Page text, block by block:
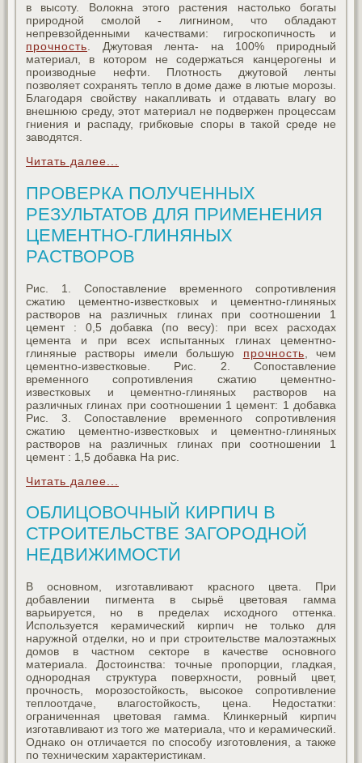
в высоту. Волокна этого растения настолько богаты
природной смолой - лигнином, что обладают
непревзойденными качествами: гигроскопичность и
прочность. Джутовая лента- на 100% природный
материал, в котором не содержаться канцерогены и
производные нефти. Плотность джутовой ленты
позволяет сохранять тепло в доме даже в лютые морозы.
Благодаря свойству накапливать и отдавать влагу во
внешнюю среду, этот материал не подвержен процессам
гниения и распаду, грибковые споры в такой среде не
заводятся.
Читать далее...
ПРОВЕРКА ПОЛУЧЕННЫХ
РЕЗУЛЬТАТОВ ДЛЯ ПРИМЕНЕНИЯ
ЦЕМЕНТНО-ГЛИНЯНЫХ
РАСТВОРОВ
Рис. 1. Сопоставление временного сопротивления
сжатию цементно-известковых и цементно-глиняных
растворов на различных глинах при соотношении 1
цемент : 0,5 добавка (по весу): при всех расходах
цемента и при всех испытанных глинах цементно-
глиняные растворы имели большую прочность , чем
цементно-известковые. Рис. 2. Сопоставление
временного сопротивления сжатию цементно-
известковых и цементно-глиняных растворов на
различных глинах при соотношении 1 цемент: 1 добавка
Рис. 3. Сопоставление временного сопротивления
сжатию цементно-известковых и цементно-глиняных
растворов на различных глинах при соотношении 1
цемент : 1,5 добавка На рис.
Читать далее...
ОБЛИЦОВОЧНЫЙ КИРПИЧ В
СТРОИТЕЛЬСТВЕ ЗАГОРОДНОЙ
НЕДВИЖИМОСТИ
В основном, изготавливают красного цвета. При
добавлении пигмента в сырьё цветовая гамма
варьируется, но в пределах исходного оттенка.
Используется керамический кирпич не только для
наружной отделки, но и при строительстве малоэтажных
домов в частном секторе в качестве основного
материала. Достоинства: точные пропорции, гладкая,
однородная структура поверхности, ровный цвет,
прочность, морозостойкость, высокое сопротивление
теплоотдаче, влагостойкость, цена. Недостатки:
ограниченная цветовая гамма. Клинкерный кирпич
изготавливают из того же материала, что и керамический.
Однако он отличается по способу изготовления, а также
по техническим характеристикам.